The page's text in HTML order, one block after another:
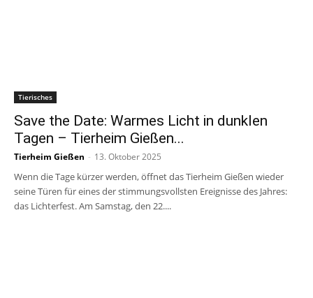
Tierisches
Save the Date: Warmes Licht in dunklen
Tagen – Tierheim Gießen...
Tierheim Gießen - 13. Oktober 2025
Wenn die Tage kürzer werden, öffnet das Tierheim Gießen wieder
seine Türen für eines der stimmungsvollsten Ereignisse des Jahres:
das Lichterfest. Am Samstag, den 22....